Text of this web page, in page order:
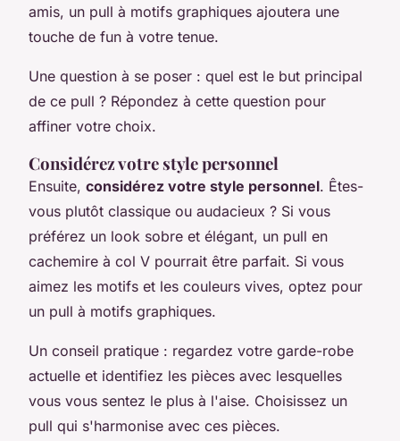
amis, un pull à motifs graphiques ajoutera une
touche de fun à votre tenue.
Une question à se poser : quel est le but principal
de ce pull ? Répondez à cette question pour
affiner votre choix.
Considérez votre style personnel
Ensuite, considérez votre style personnel. Êtes-
vous plutôt classique ou audacieux ? Si vous
préférez un look sobre et élégant, un pull en
cachemire à col V pourrait être parfait. Si vous
aimez les motifs et les couleurs vives, optez pour
un pull à motifs graphiques.
Un conseil pratique : regardez votre garde-robe
actuelle et identifiez les pièces avec lesquelles
vous vous sentez le plus à l'aise. Choisissez un
pull qui s'harmonise avec ces pièces.